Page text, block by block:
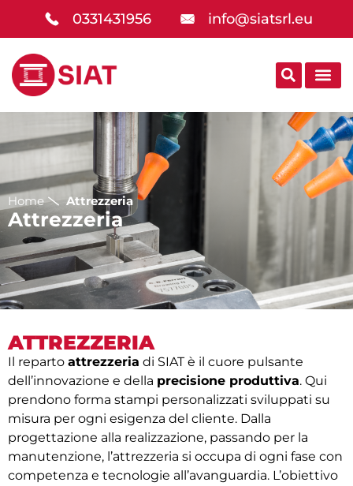
0331431956 info@siatsrl.eu
Home Attrezzeria
Attrezzeria
ATTREZZERIA
Il reparto attrezzeria di SIAT è il cuore pulsante
dell’innovazione e della precisione produttiva. Qui
prendono forma stampi personalizzati sviluppati su
misura per ogni esigenza del cliente. Dalla
progettazione alla realizzazione, passando per la
manutenzione, l’attrezzeria si occupa di ogni fase con
competenza e tecnologie all’avanguardia. L’obiettivo